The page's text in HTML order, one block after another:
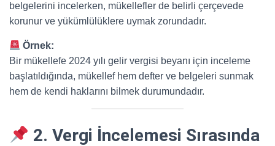
belgelerini incelerken, mükellefler de belirli çerçevede
korunur ve yükümlülüklere uymak zorundadır.
Örnek:
Bir mükellefe 2024 yılı gelir vergisi beyanı için inceleme
başlatıldığında, mükellef hem defter ve belgeleri sunmak
hem de kendi haklarını bilmek durumundadır.
2. Vergi İncelemesi Sırasında